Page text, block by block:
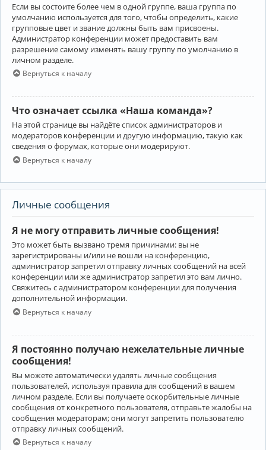
Если вы состоите более чем в одной группе, ваша группа по
умолчанию используется для того, чтобы определить, какие
групповые цвет и звание должны быть вам присвоены.
Администратор конференции может предоставить вам
разрешение самому изменять вашу группу по умолчанию в
личном разделе.
Вернуться к началу
Что означает ссылка «Наша команда»?
На этой странице вы найдёте список администраторов и
модераторов конференции и другую информацию, такую как
сведения о форумах, которые они модерируют.
Вернуться к началу
Личные сообщения
Я не могу отправить личные сообщения!
Это может быть вызвано тремя причинами: вы не
зарегистрированы и/или не вошли на конференцию,
администратор запретил отправку личных сообщений на всей
конференции или же администратор запретил это вам лично.
Свяжитесь с администратором конференции для получения
дополнительной информации.
Вернуться к началу
Я постоянно получаю нежелательные личные
сообщения!
Вы можете автоматически удалять личные сообщения
пользователей, используя правила для сообщений в вашем
личном разделе. Если вы получаете оскорбительные личные
сообщения от конкретного пользователя, отправьте жалобы на
сообщения модераторам; они могут запретить пользователю
отправку личных сообщений.
Вернуться к началу